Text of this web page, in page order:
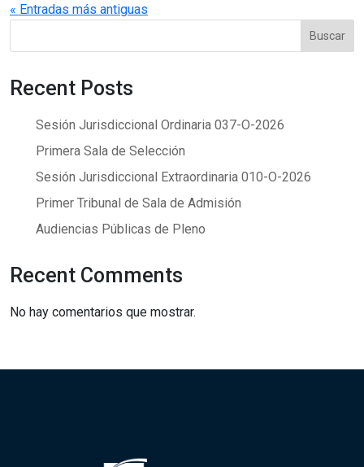
« Entradas más antiguas
Buscar
Recent Posts
Sesión Jurisdiccional Ordinaria 037-O-2026
Primera Sala de Selección
Sesión Jurisdiccional Extraordinaria 010-O-2026
Primer Tribunal de Sala de Admisión
Audiencias Públicas de Pleno
Recent Comments
No hay comentarios que mostrar.